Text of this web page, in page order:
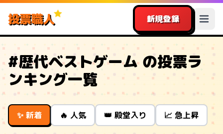
投票職人 新規登録
#歴代ベストゲーム の投票ラ
ンキング一覧
✨ 新着 🔥 人気 👑 殿堂入り 📈 急上昇